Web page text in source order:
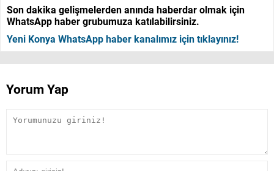
Son dakika gelişmelerden anında haberdar olmak için
WhatsApp haber grubumuza katılabilirsiniz.
Yeni Konya WhatsApp haber kanalımız için tıklayınız!
Yorum Yap